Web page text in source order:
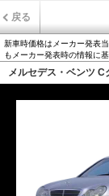
戻る
新車時価格はメーカー発表
もメーカー発表時の情報に基
メルセデス・ベンツ